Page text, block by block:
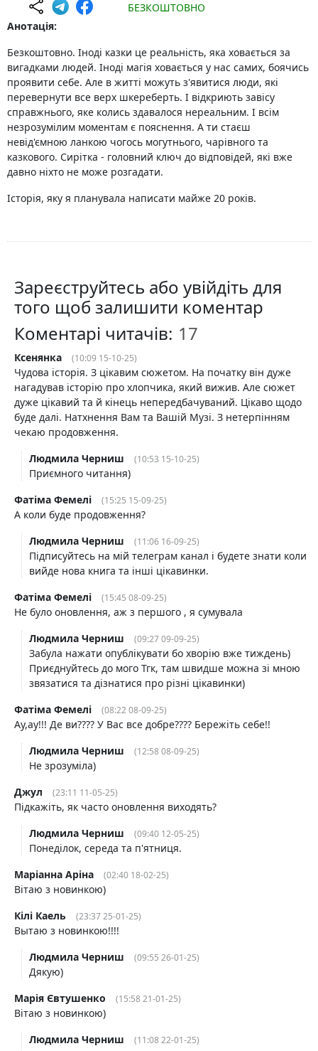
БЕЗКОШТОВНО
Анотація:
Безкоштовно. Іноді казки це реальність, яка ховається за
вигадками людей. Іноді магія ховається у нас самих, боячись
проявити себе. Але в житті можуть з'явитися люди, які
перевернути все верх шкереберть. І відкриють завісу
справжнього, яке колись здавалося нереальним. І всім
незрозумілим моментам є пояснення. А ти стаєш
невід'ємною ланкою чогось могутнього, чарівного та
казкового. Сирітка - головний ключ до відповідей, які вже
давно ніхто не може розгадати.
Історія, яку я планувала написати майже 20 років.
Зареєструйтесь або увійдіть для
того щоб залишити коментар
Коментарі читачів:
Ксенянка (10:09 15-10-25)
Чудова історія. З цікавим сюжетом. На початку він дуже
нагадував історію про хлопчика, який вижив. Але сюжет
дуже цікавий та й кінець непередбачуваний. Цікаво щодо
буде далі. Натхнення Вам та Вашій Музі. З нетерпінням
чекаю продовження.
Людмила Черниш
(10:53 15-10-25)
Приємного читання)
Фатіма Фемелі
(15:25 15-09-25)
А коли буде продовження?
Людмила Черниш
(11:06 16-09-25)
Підписуйтесь на мій телеграм канал і будете знати коли
вийде нова книга та інші цікавинки.
Фатіма Фемелі
(15:45 08-09-25)
Не було оновлення, аж з першого , я сумувала
Людмила Черниш
(09:27 09-09-25)
Забула нажати опублікувати бо хворію вже тиждень)
Приєднуйтесь до мого Тгк, там швидше можна зі мною
звязатися та дізнатися про різні цікавинки)
Фатіма Фемелі
(08:22 08-09-25)
Ау,ау!!! Де ви???? У Вас все добре???? Бережіть себе!!
Людмила Черниш
(12:58 08-09-25)
Не зрозуміла)
Джул
(23:11 11-05-25)
Підкажіть, як часто оновлення виходять?
Людмила Черниш
(09:40 12-05-25)
Понеділок, середа та п'ятниця.
Маріанна Аріна
(02:40 18-02-25)
Вітаю з новинкою)
Кілі Каель
(23:37 25-01-25)
Вытаю з новинкою!!!!
Людмила Черниш
(09:55 26-01-25)
Дякую)
Марія Євтушенко
(15:58 21-01-25)
Вітаю з новинкою)
Людмила Черниш
(11:08 22-01-25)